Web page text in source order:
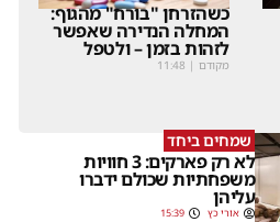
כשהזרחן "בורח" מהגוף:
המחלה הנדירה שאפשר
לזהות בזמן – ולטפל
מקודם |
11:48
שמחים ביחד
לא רק פארקים: 3 חוויות
משפחתיות שכולם ידברו
עליהן
אורי כץ 15:39